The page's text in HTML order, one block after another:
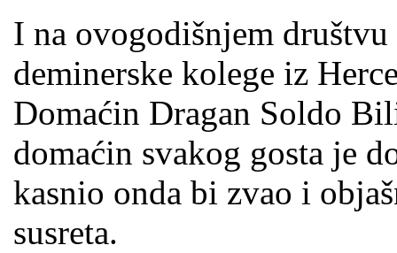
I na ovogodišnjem društvu
deminerske kolege iz
Domaćin Dragan Soldo
domaćin svakog gosta je
kasnio onda bi zvao i
susreta.